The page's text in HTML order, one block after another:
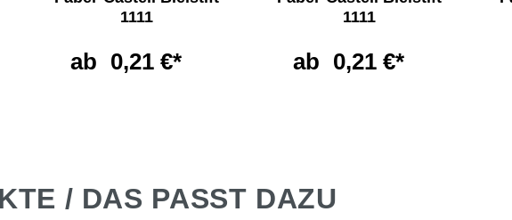
1111
ab 0,21 €*
1111
ab 0,21 €*
/ DAS PASST DAZU